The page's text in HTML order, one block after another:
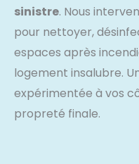
sinistre. Nous
pour nettoyer,
espaces après
logement insalubre.
expérimentée à vos
propreté finale.